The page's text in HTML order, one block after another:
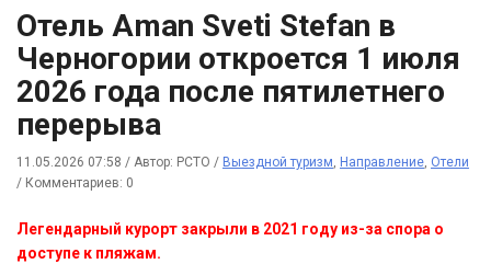
Отель Aman Sveti Stefan в
Черногории откроется 1 июля
2026 года после пятилетнего
перерыва
11.05.2026 07:58 / Автор: РСТО / Выездной туризм, Направление, Отели
/ Комментариев: 0
Легендарный курорт закрыли в 2021 году из-за спора о
доступе к пляжам.